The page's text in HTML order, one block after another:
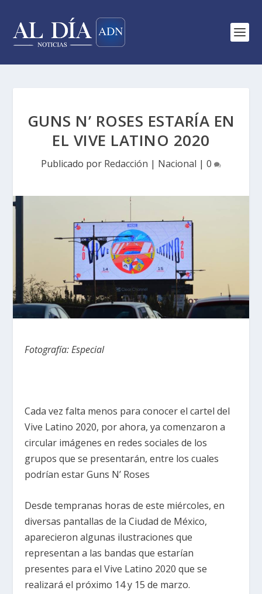
GUNS N’ ROSES ESTARÍA EN
EL VIVE LATINO 2020
Publicado por Redacción | Nacional | 0
Fotografía: Especial
Cada vez falta menos para conocer el cartel del
Vive Latino 2020, por ahora, ya comenzaron a
circular imágenes en redes sociales de los
grupos que se presentarán, entre los cuales
podrían estar Guns N’ Roses
Desde tempranas horas de este miércoles, en
diversas pantallas de la Ciudad de México,
aparecieron algunas ilustraciones que
representan a las bandas que estarían
presentes para el Vive Latino 2020 que se
realizará el próximo 14 y 15 de marzo.